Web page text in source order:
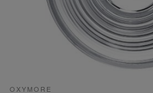
OXYMORE